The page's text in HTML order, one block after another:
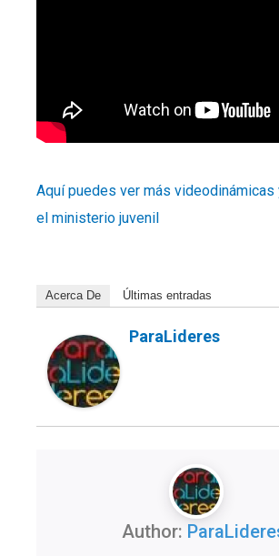
Aquí puedes ver más videodinámicas
el ministerio juvenil
Acerca De Últimas entradas
ParaLideres
Author: